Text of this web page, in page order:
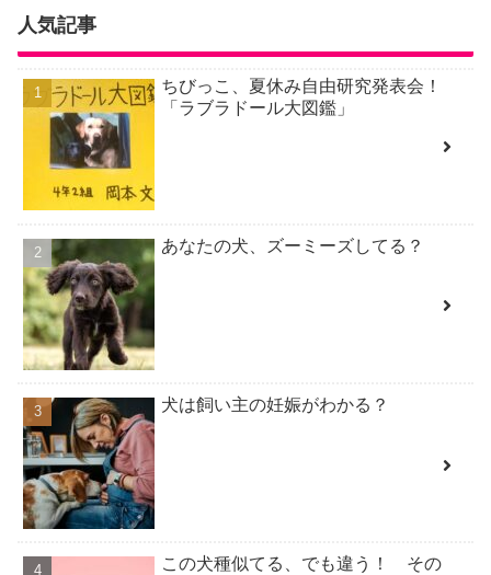
人気記事
ちびっこ、夏休み自由研究発表会！
「ラブラドール大図鑑」
あなたの犬、ズーミーズしてる？
犬は飼い主の妊娠がわかる？
この犬種似てる、でも違う！ その